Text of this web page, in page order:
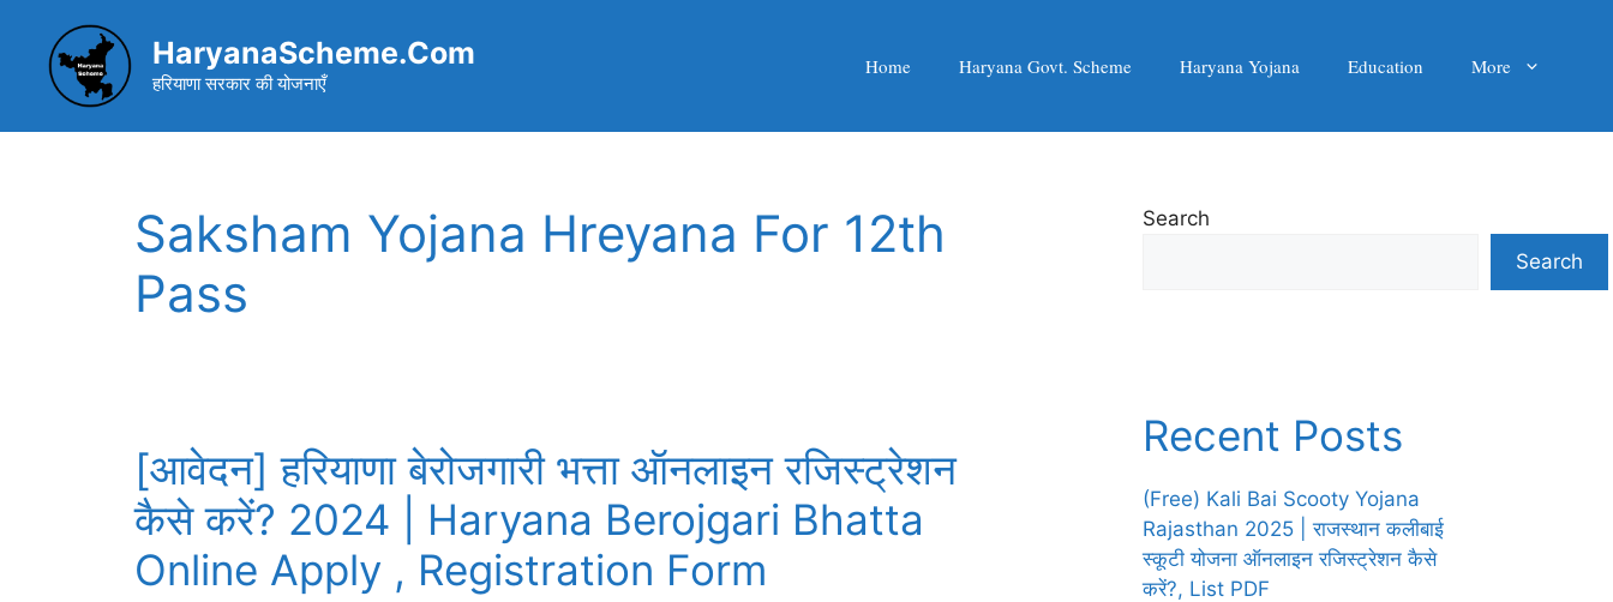
content
HaryanaScheme.Com
हरियाणा सरकार की योजनाएँ
Home Haryana Govt. Scheme Haryana Yojana Education More
Saksham Yojana Hreyana For 12th
Pass
[आवेदन] हरियाणा बेरोजगारी भत्ता ऑनलाइन रजिस्ट्रेशन
कैसे करें? 2024 | Haryana Berojgari Bhatta
Online Apply , Registration Form
Search
Search
Recent Posts
(Free) Kali Bai Scooty Yojana
Rajasthan 2025 | राजस्थान कलीबाई
स्कूटी योजना ऑनलाइन रजिस्ट्रेशन कैसे
करें?, List PDF